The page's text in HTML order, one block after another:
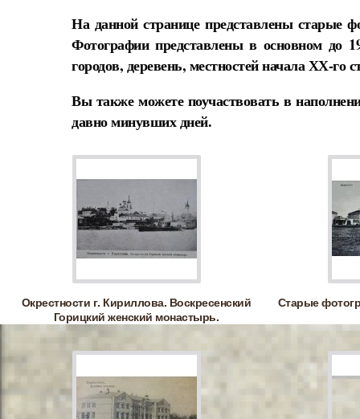
На данной странице представлены старые
Фотографии представлены в основном до
городов, деревень, местностей начала ХХ-го
Вы также можете поучаствовать в
давно минувших дней.
Окрестности г. Кириллова. Воскресенский
Горицкий женский монастырь.
Старые